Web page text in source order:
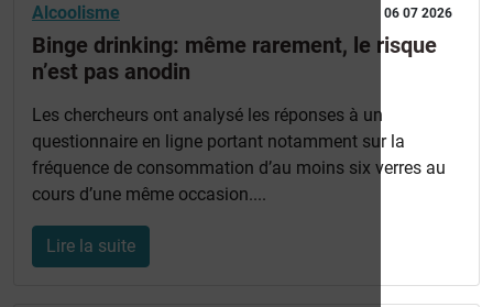
06 07 2026
Alcoolisme
Binge drinking: même rarement, le risque
n’est pas anodin
Les chercheurs ont analysé les réponses à un
questionnaire en ligne portant notamment sur la
fréquence de consommation d’au moins six verres au
cours d’une même occasion....
Lire la suite